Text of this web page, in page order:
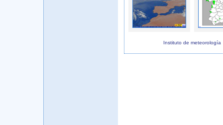
Instituto de meteorología